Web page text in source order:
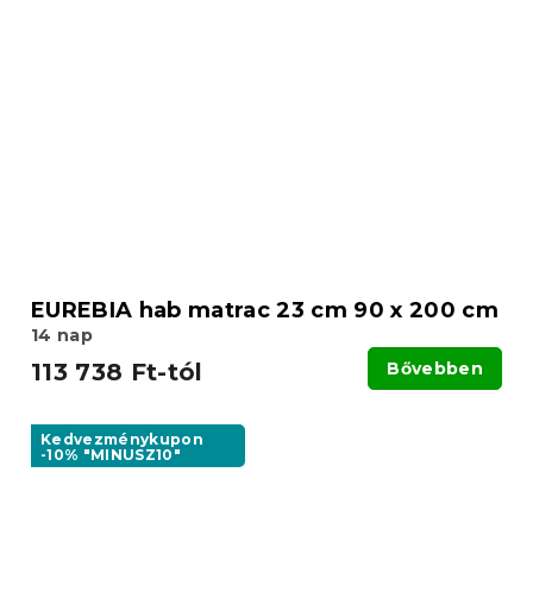
EUREBIA hab matrac 23 cm 90 x 200 cm
14 nap
113 738 Ft-tól Bővebben
Kedvezménykupon
-10% "MINUSZ10"